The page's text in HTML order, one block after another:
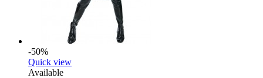
-50%
Quick view
Available